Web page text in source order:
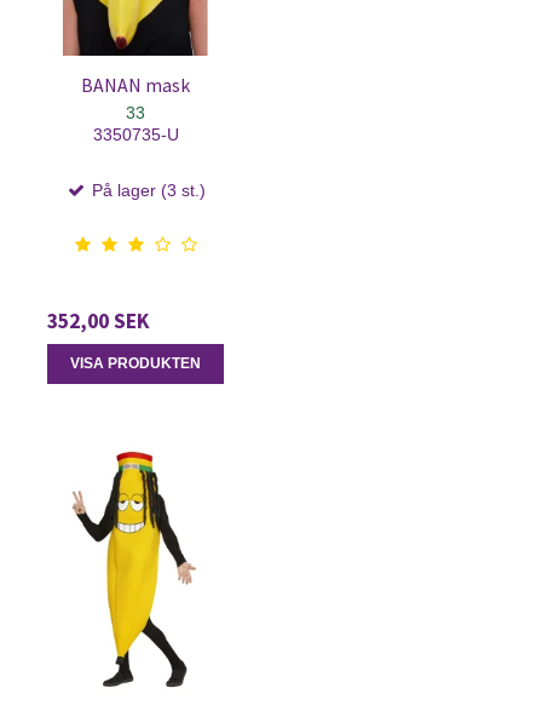
BANAN mask
33
3350735-U
På lager (3 st.)
352,00 SEK
VISA PRODUKTEN